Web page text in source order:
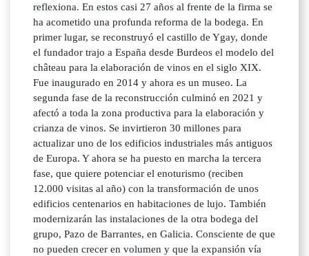
reflexiona. En estos casi 27 años al frente de la firma se
ha acometido una profunda reforma de la bodega. En
primer lugar, se reconstruyó el castillo de Ygay, donde
el fundador trajo a España desde Burdeos el modelo del
château para la elaboración de vinos en el siglo XIX.
Fue inaugurado en 2014 y ahora es un museo. La
segunda fase de la reconstrucción culminó en 2021 y
afectó a toda la zona productiva para la elaboración y
crianza de vinos. Se invirtieron 30 millones para
actualizar uno de los edificios industriales más antiguos
de Europa. Y ahora se ha puesto en marcha la tercera
fase, que quiere potenciar el enoturismo (reciben
12.000 visitas al año) con la transformación de unos
edificios centenarios en habitaciones de lujo. También
modernizarán las instalaciones de la otra bodega del
grupo, Pazo de Barrantes, en Galicia. Consciente de que
no pueden crecer en volumen y que la expansión vía